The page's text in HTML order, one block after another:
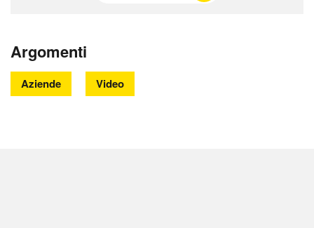
Argomenti
Aziende Video